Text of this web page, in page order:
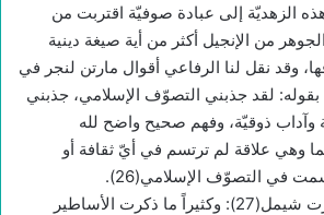
الزهديّة إلى عبادة صوفيّة اقتربت من
من الإنجيل أكثر من أية صيغة دينية
وقد نقل لنا الرفاعي أقوال مارتن لنجر في
لقد جذبني التصوّف الإسلامي، جذبني
وآداب ذوقيّة، وفهم صحيح واضح لله
وهي علاقة لم ترتسم في أيّ ثقافة أو
في التصوّف الإسلامي(26).
وفي السياق نفسه ذكرت شيمل(27): وكثيراً ما ذكرت الأساطير